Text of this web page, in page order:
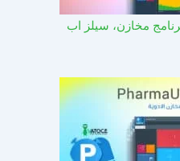
مخازن، سيلز اب